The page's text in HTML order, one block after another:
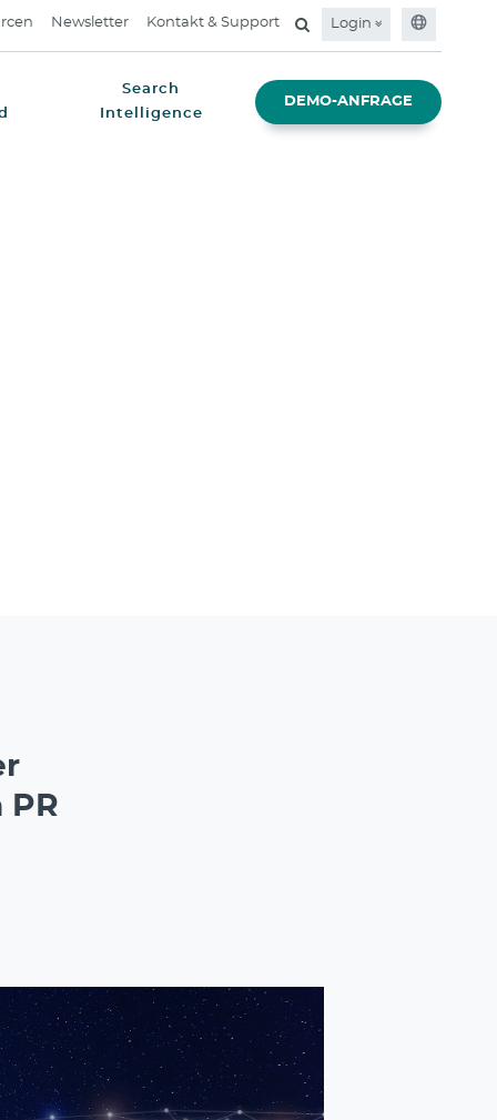
Newsletter Kontakt & Support Login
Search
Intelligence
DEMO-ANFRAGE
PR